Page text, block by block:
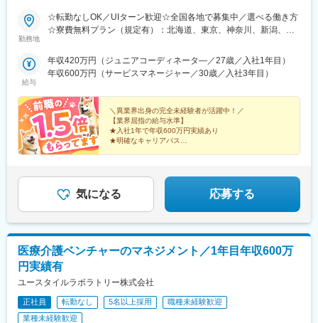
勤務地
☆転勤なしOK／UIターン歓迎☆全国各地で募集中／選べる働き方
☆寮費無料プラン（規定有）：北海道、東京、神奈川、新潟、三
ス】◇地元採用・転勤なし可■東北／北海道、青森、岩手、宮城、
山形、福島■関東甲信越／茨城、栃木、群馬、埼玉、千葉、東京、
■関西／滋賀、京都、大阪、兵庫、奈良、和歌山■中国・四国／岡
山、広島、山口、徳島、香川、愛媛、高知■九州／福岡、佐賀、長
崎、熊本、大分、宮崎、鹿児島、沖縄☆江戸川・川崎・湘南・川
越・香川・徳島・青森・多摩川にて新規オープン★別事業へのキ
ャリアチェンジによる昇格可能☆ページ下部「勤務地の一例」も
ご参照ください【2／全国マネージャーコース】◆全国募集／引越
在地はHP参照⇒養成期間後の勤務地は現在お住まいの地域又はジ
ェネラルマネージャーと相談の上決定◆引越し手当支給・家賃無
料の借り上げ社宅提供☆早期キャリアアップしたい方に最適なポ
ジション
給与
年収420万円（ジュニアコーディネータ―／27歳／入社1年目）
年収600万円（サービスマネージャー／30歳／入社3年目）
＼異業界出身の完全未経験者が活躍中！／
【業界屈指の給与水準】
★入社1年で年収600万円実績あり
★明確なキャリアパス
気になる 応募する
医療介護ベンチャーのマネジメント／1年目年収600万
円実績有
ユースタイルラボラトリー株式会社
正社員 転勤なし 5名以上採用
職種未経験歓迎
業種未経験歓迎